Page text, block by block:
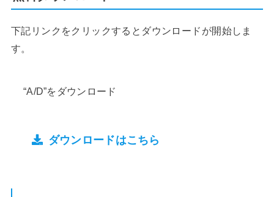
下記リンクをクリックするとダウンロードが開始しま
す。
“A/D”をダウンロード
ダウンロードはこちら